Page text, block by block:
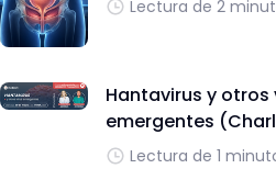
Lectura de 2
Hantavirus y otros
emergentes
Lectura de 1